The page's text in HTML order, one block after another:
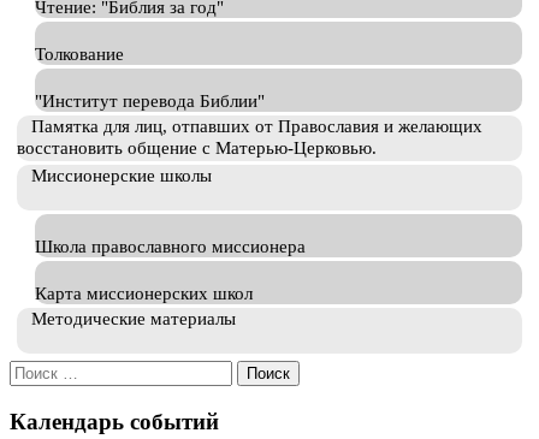
Чтение: "Библия за год"
Толкование
"Институт перевода Библии"
Памятка для лиц, отпавших от Православия и желающих
восстановить общение с Матерью-Церковью.
Миссионерские школы
Школа православного миссионера
Карта миссионерских школ
Методические материалы
Искать:
Календарь событий